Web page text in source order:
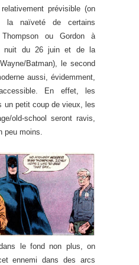
prévisible (on
la naïveté de certains
Thompson ou Gordon à
nuit du 26 juin et de la
Batman), le second
aussi, évidemment,
En effet, les
un petit coup de vieux, les
old-school seront ravis,
peu moins.
le fond non plus, on
ennemi dans des arcs